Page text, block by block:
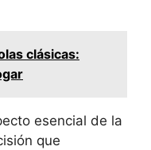
clásicas:
esencial de la
que